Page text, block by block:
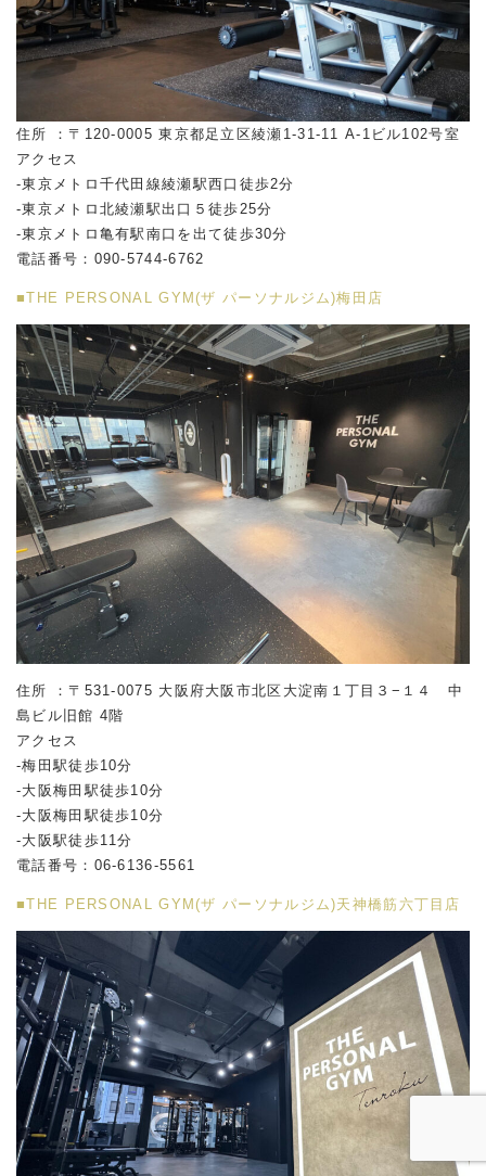
住所 ：〒120-0005 東京都足立区綾瀬1-31-11 A-1ビル102号室
アクセス
-東京メトロ千代田線綾瀬駅西口徒歩2分
-東京メトロ北綾瀬駅出口５徒歩25分
-東京メトロ亀有駅南口を出て徒歩30分
電話番号：090-5744-6762
■THE PERSONAL GYM(ザ パーソナルジム)梅田店
住所 ：〒531-0075 大阪府大阪市北区大淀南１丁目３−１４ 中
島ビル旧館 4階
アクセス
-梅田駅徒歩10分
-大阪梅田駅徒歩10分
-大阪梅田駅徒歩10分
-大阪駅徒歩11分
電話番号：06-6136-5561
■THE PERSONAL GYM(ザ パーソナルジム)天神橋筋六丁目店